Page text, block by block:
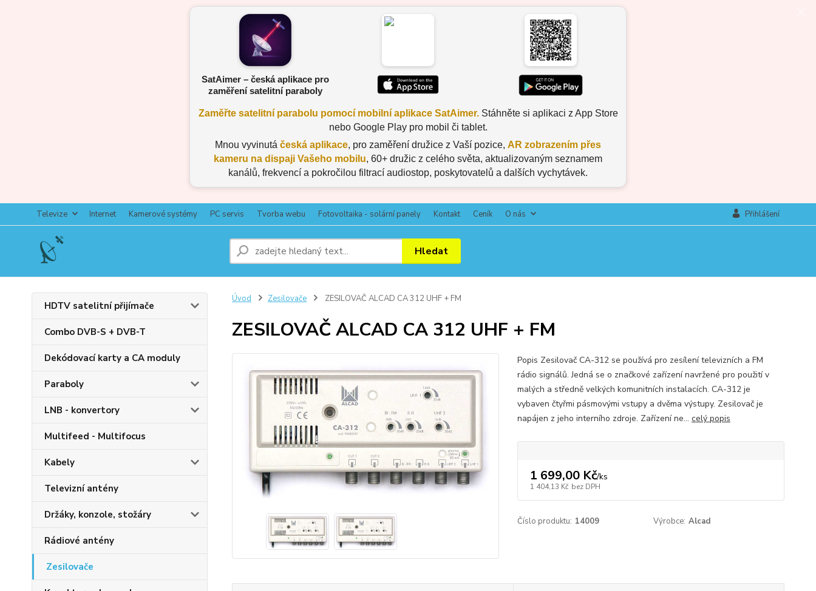
SatAimer – česká aplikace pro
zaměření satelitní paraboly
Zaměřte satelitní parabolu pomocí mobilní aplikace SatAimer.Stáhněte si aplikaci z App Store
nebo Google Play pro mobil či tablet.
Mnou vyvinutá česká aplikace, pro zaměření družice z Vaší pozice, AR zobrazením přes
kameru na dispaji Vašeho mobilu, 60+ družic z celého světa, aktualizovaným seznamem
kanálů, frekvencí a pokročilou filtrací audiostop, poskytovatelů a dalších vychytávek.
Televize Internet Kamerové systémy PC servis Tvorba webu Fotovoltaika - solární panely Kontakt Ceník O nás Přihlášení
Hledat
HDTV satelitní přijímače
Combo DVB-S + DVB-T
Dekódovací karty a CA moduly
Paraboly
LNB - konvertory
Multifeed - Multifocus
Kabely
Televizní antény
Držáky, konzole, stožáry
Rádiové antény
Zesilovače
Úvod Zesilovače ZESILOVAČ ALCAD CA 312 UHF + FM
ZESILOVAČ ALCAD CA 312 UHF + FM
Popis Zesilovač CA-312 se používá pro zesílení televizních a FM
rádio signálů. Jedná se o značkové zařízení navržené pro použití v
malých a středně velkých komunitních instalacích. CA-312 je
vybaven čtyřmi pásmovými vstupy a dvěma výstupy. Zesilovač je
napájen z jeho interního zdroje. Zařízení ne... celý popis
1 699,00 Kč/ks
1 404,13 Kč bez DPH
Číslo produktu: 14009 Výrobce: Alcad